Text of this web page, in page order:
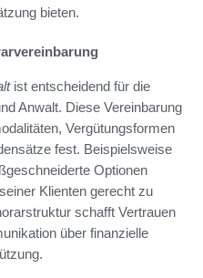
bieten.
ist entscheidend für die
Anwalt. Diese Vereinbarung
Vergütungsformen
fest. Beispielsweise
Optionen
Klienten gerecht zu
schafft Vertrauen
über finanzielle